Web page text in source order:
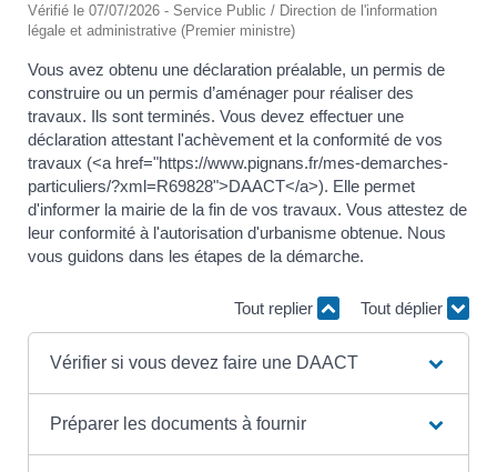
Vérifié le 07/07/2026 - Service Public / Direction de l'information
légale et administrative (Premier ministre)
Vous avez obtenu une déclaration préalable, un permis de
construire ou un permis d’aménager pour réaliser des
travaux. Ils sont terminés. Vous devez effectuer une
déclaration attestant l'achèvement et la conformité de vos
travaux (<a href="https://www.pignans.fr/mes-demarches-
particuliers/?xml=R69828">DAACT</a>). Elle permet
d'informer la mairie de la fin de vos travaux. Vous attestez de
leur conformité à l'autorisation d'urbanisme obtenue. Nous
vous guidons dans les étapes de la démarche.
Tout replier Tout déplier
Vérifier si vous devez faire une DAACT
Préparer les documents à fournir